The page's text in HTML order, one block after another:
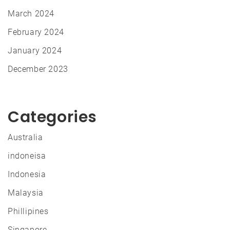
March 2024
February 2024
January 2024
December 2023
Categories
Australia
indoneisa
Indonesia
Malaysia
Phillipines